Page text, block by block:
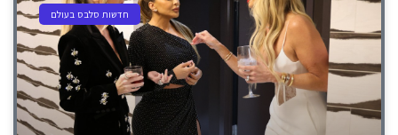
חדשות סלבס בעולם